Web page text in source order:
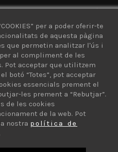
– 08302 – Mataró
un lloc com aquest? ©
per a poder oferir-te
de aquesta pàgina
que permetin analitzar l'ús i
al compliment de les
Pot acceptar que utilitzem
botó “Totes”, pot acceptar
essencials prement el
les prement a “Rebutjar”.
de les cookies
de la web. Pot
nostra política de